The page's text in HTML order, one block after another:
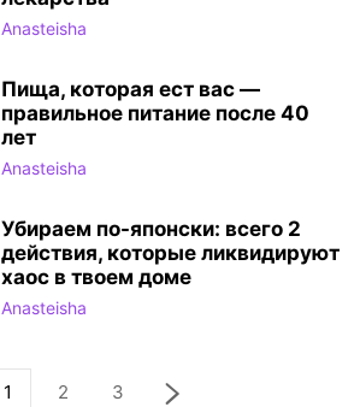
Anasteisha
Пища, которая ест вас —
правильное питание после 40
лет
Anasteisha
Убираем по-японски: всего 2
действия, которые ликвидируют
хаос в твоем доме
Anasteisha
1 2 3